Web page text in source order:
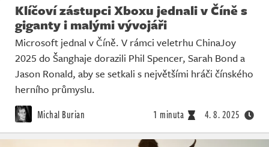
Klíčoví zástupci Xboxu jednali v Číně s
giganty i malými vývojáři
Microsoft jednal v Číně. V rámci veletrhu ChinaJoy
2025 do Šanghaje dorazili Phil Spencer, Sarah Bond a
Jason Ronald, aby se setkali s největšími hráči čínského
herního průmyslu.
Michal Burian 1 minuta 4. 8. 2025